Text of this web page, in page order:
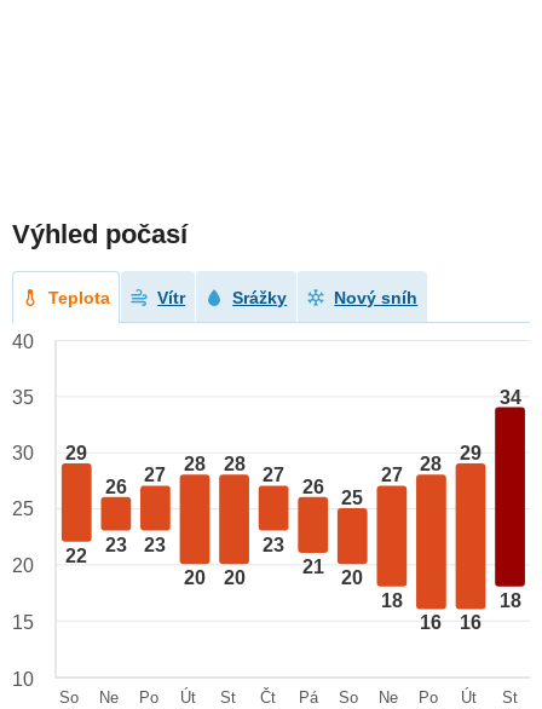
Výhled počasí
Teplota Vítr Srážky Nový sníh
29
22
26
23
27
23
28
20
28
20
27
23
26
21
25
20
27
18
28
16
29
16
34
18
40
35
30
25
20
15
10
So
Ne
Po
Út
St
Čt
Pá
So
Ne
Po
Út
St